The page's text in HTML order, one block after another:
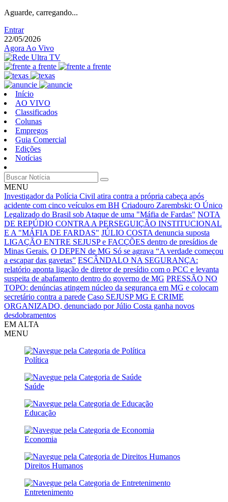
Aguarde, carregando...
Entrar
22/05/2026
Agora Ao Vivo
Início
AO VIVO
Classificados
Colunas
Empregos
Guia Comercial
Edições
Notícias
MENU
Investigador da Polícia Civil atira contra a própria cabeça após
acidente com cinco veículos em BH Criadouro Zarembski: O Único
Legalizado do Brasil sob Ataque de uma "Máfia de Fardas" NOTA
DE REPÚDIO CONTRA A PERSEGUIÇÃO INSTITUCIONAL
E A "MÁFIA DE FARDAS" JÚLIO COSTA denuncia suposta
LIGAÇÃO ENTRE SEJUSP e FACÇÕES dentro de presídios de
Minas Gerais. O DEPEN de MG Só se agrava “A verdade começou
a escapar das gavetas” ESCÂNDALO NA SEGURANÇA:
relatório aponta ligação de diretor de presídio com o PCC e levanta
suspeita de abafamento dentro do governo de MG PRESSÃO NO
TOPO: denúncias atingem núcleo da segurança em MG e colocam
secretário contra a parede Caso SEJUSP MG E CRIME
ORGANIZADO, denunciado por Júlio Costa ganha novos
desdobramentos
EM ALTA
MENU
Política
Saúde
Educação
Economia
Direitos Humanos
Entretenimento